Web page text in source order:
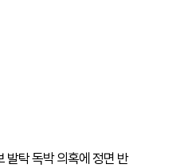
발탁 독박 의혹에 정면 반